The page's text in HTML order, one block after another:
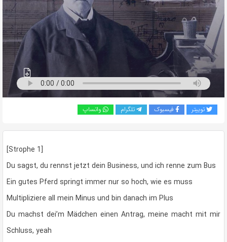
اشتراک
بگذارید.
کپی
لینک
توییتر فیسبوک تلگرام واتساپ
[Strophe 1]
Du sagst, du rennst jetzt dein Business, und ich renne zum Bus
Ein gutes Pferd springt immer nur so hoch, wie es muss
Multipliziere all mein Minus und bin danach im Plus
Du machst dei’m Mädchen einen Antrag, meine macht mit mir
Schluss, yeah